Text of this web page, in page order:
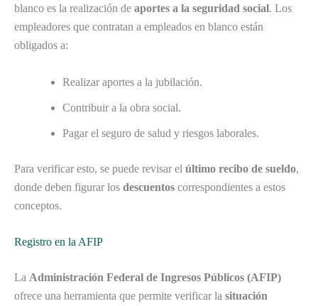
blanco es la realización de aportes a la seguridad social. Los
empleadores que contratan a empleados en blanco están
obligados a:
Realizar aportes a la jubilación.
Contribuir a la obra social.
Pagar el seguro de salud y riesgos laborales.
Para verificar esto, se puede revisar el último recibo de sueldo,
donde deben figurar los descuentos correspondientes a estos
conceptos.
Registro en la AFIP
La Administración Federal de Ingresos Públicos (AFIP)
ofrece una herramienta que permite verificar la situación